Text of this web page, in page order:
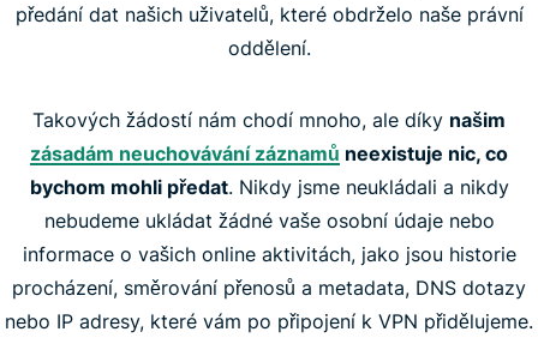
předání dat našich uživatelů, které obdrželo naše právní
oddělení.
Takových žádostí nám chodí mnoho, ale díky našim
zásadám neuchovávání záznamů neexistuje nic, co
bychom mohli předat. Nikdy jsme neukládali a nikdy
nebudeme ukládat žádné vaše osobní údaje nebo
informace o vašich online aktivitách, jako jsou historie
procházení, směrování přenosů a metadata, DNS dotazy
nebo IP adresy, které vám po připojení k VPN přidělujeme.